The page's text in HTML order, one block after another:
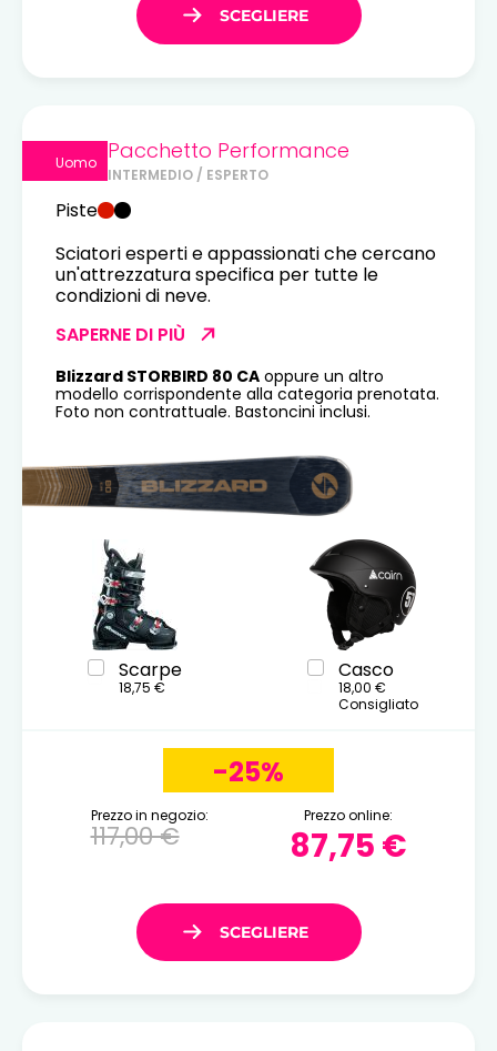
Uomo Pacchetto Performance
INTERMEDIO / ESPERTO
Piste
Sciatori esperti e appassionati che cercano
un'attrezzatura specifica per tutte le
condizioni di neve.
SAPERNE DI PIÙ
Blizzard STORBIRD 80 CA oppure un altro
modello corrispondente alla categoria prenotata.
Foto non contrattuale. Bastoncini inclusi.
Scarpe
18,75 €
Casco
18,00 €
Consigliato
-25%
Prezzo in negozio:
117,00 €
Prezzo online:
87,75 €